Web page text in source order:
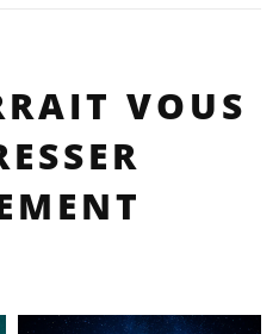
VOUS